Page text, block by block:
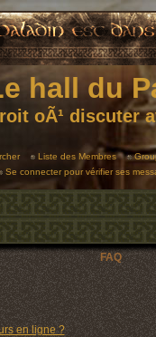
hall du
oÃ¹ discuter
Liste des Membres
Se connecter pour vérifier ses
FAQ
en ligne ?